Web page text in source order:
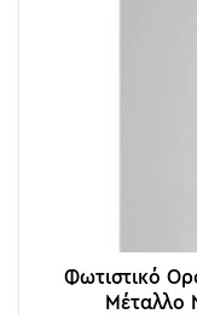
Φωτιστικό
Μέταλλο